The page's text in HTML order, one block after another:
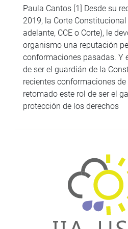
Paula Cantos [1] Desde su
2019, la Corte
adelante, CCE o Corte), le
organismo una reputación
conformaciones pasadas. Y
de ser el guardián de la
recientes conformaciones de
retomado este rol de ser el
protección de los derechos